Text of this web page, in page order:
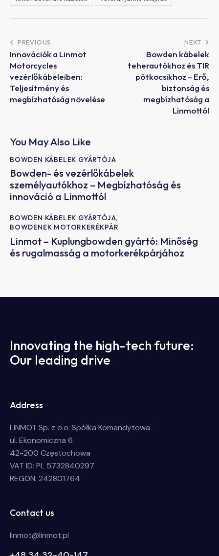
PREVIOUS
Innovációk a Linmot
Motorcycles
vezérlőkábeleiben:
Teljesítmény és
megbízhatóság növelése
NEXT
Bowden kábelek
teherautókhoz és TIR
pótkocsikhoz – Erő,
biztonság és
megbízhatóság a
Linmottól
You May Also Like
BOWDEN KÁBELEK GYÁRTÓJA
Bowden- és vezérlőkábelek
személyautókhoz – Megbízhatóság és
innováció a Linmottól
BOWDEN KÁBELEK GYÁRTÓJA,
BOWDENEK MOTORKERÉKPÁR
Linmot – Kuplungbowden gyártó: Minőség
és rugalmasság a motorkerékpárjához
Innovating the high-tech future:
Our leading drive
Address
LINMOT Sp. z o.o. Spółka Komandytowa
ul. Ekonomiczna 6
42-200 Częstochowa
VAT ID: PL 5732840297
REGON: 242801764
Contact us
linmot@linmot.pl